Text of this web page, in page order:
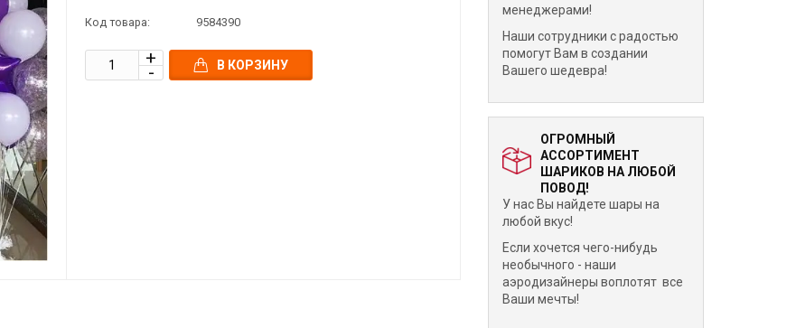
Код товара: 9584390
В КОРЗИНУ
менеджерами!
Наши сотрудники с радостью
помогут Вам в создании
Вашего шедевра!
ОГРОМНЫЙ
АССОРТИМЕНТ
ШАРИКОВ НА ЛЮБОЙ
ПОВОД!
У нас Вы найдете шары на
любой вкус!
Если хочется чего-нибудь
необычного - наши
аэродизайнеры воплотят все
Ваши мечты!